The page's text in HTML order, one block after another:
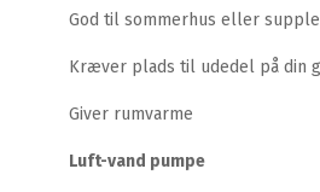
God til sommerhus eller
Kræver plads til udedel på din
Giver rumvarme
Luft-vand pumpe